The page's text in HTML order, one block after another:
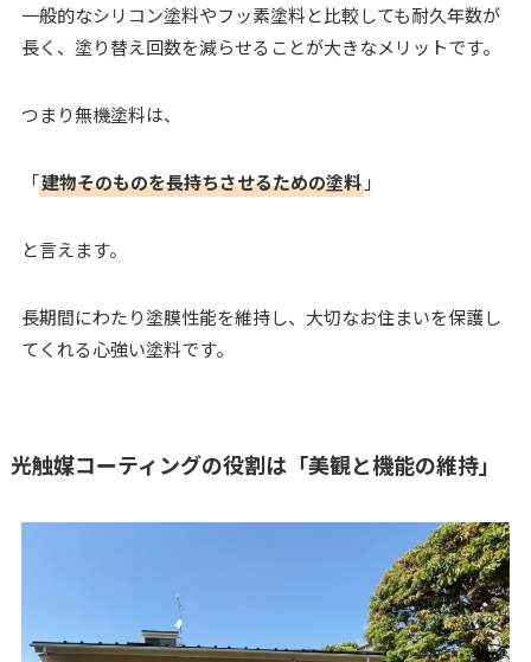
一般的なシリコン塗料やフッ素塗料と比較しても耐久年数が
長く、塗り替え回数を減らせることが大きなメリットです。
つまり無機塗料は、
「建物そのものを長持ちさせるための塗料」
と言えます。
長期間にわたり塗膜性能を維持し、大切なお住まいを保護し
てくれる心強い塗料です。
光触媒コーティングの役割は「美観と機能の維持」